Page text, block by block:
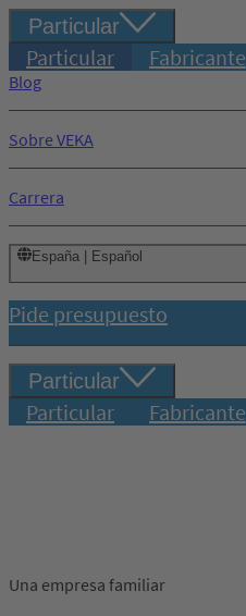
Particular
Particular Fabricante
Blog
Sobre VEKA
Carrera
España | Español
Pide presupuesto
Particular
Particular Fabricante
Una empresa familiar